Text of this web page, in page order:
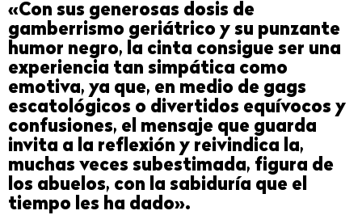
«Con sus generosas dosis de
gamberrismo geriátrico y su punzante
humor negro, la cinta consigue ser una
experiencia tan simpática como
emotiva, ya que, en medio de gags
escatológicos o divertidos equívocos y
confusiones, el mensaje que guarda
invita a la reflexión y reivindica la,
muchas veces subestimada, figura de
los abuelos, con la sabiduría que el
tiempo les ha dado».